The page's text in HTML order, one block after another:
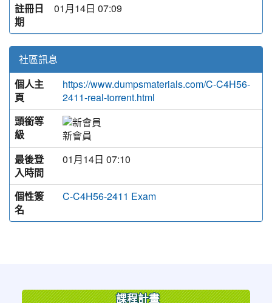
註冊日
期
01月14日 07:09
社區訊息
個人主
頁
https://www.dumpsmaterials.com/C-C4H56-
2411-real-torrent.html
頭銜等
級
新會員
最後登
入時間
01月14日 07:10
個性簽
名
C-C4H56-2411 Exam
課程計畫